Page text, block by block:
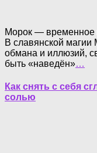
Морок — временное
В славянской магии
обмана и иллюзий,
быть «наведён»…
Как снять с себя
солью